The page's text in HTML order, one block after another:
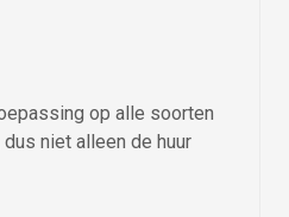
op alle soorten
niet alleen de huur